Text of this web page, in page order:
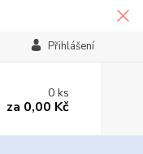
Přihlášení
0ks
za 0,00 Kč